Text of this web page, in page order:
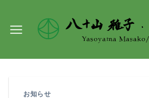
content
お知らせ